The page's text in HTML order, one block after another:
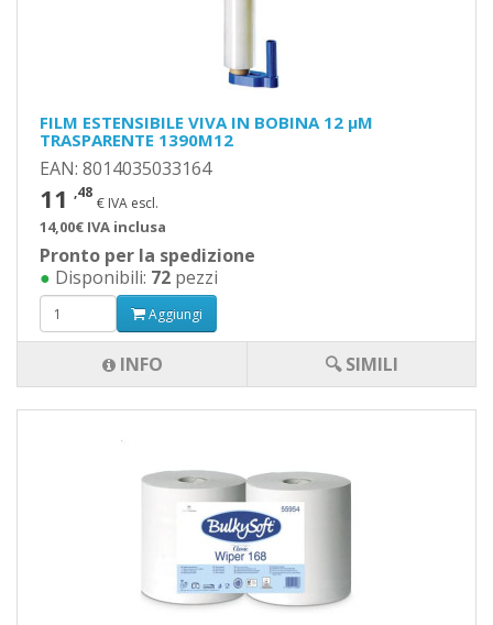
FILM ESTENSIBILE VIVA IN BOBINA 12 µM
TRASPARENTE 1390M12
EAN: 8014035033164
11 ,48
€ IVA escl.
14,00€ IVA inclusa
Pronto per la spedizione
● Disponibili: 72 pezzi
Aggiungi
INFO 🔍 SIMILI